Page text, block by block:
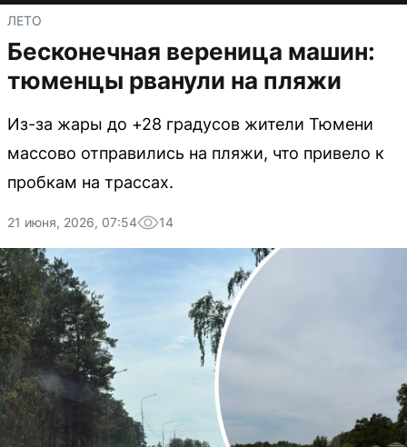
ЛЕТО
Бесконечная вереница машин:
тюменцы рванули на пляжи
Из-за жары до +28 градусов жители Тюмени
массово отправились на пляжи, что привело к
пробкам на трассах.
21 июня, 2026, 07:54 14